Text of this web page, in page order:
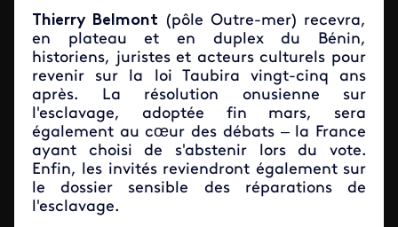
Thierry Belmont (pôle Outre-mer) recevra,
en plateau et en duplex du Bénin,
historiens, juristes et acteurs culturels pour
revenir sur la loi Taubira vingt-cinq ans
après. La résolution onusienne sur
l'esclavage, adoptée fin mars, sera
également au cœur des débats – la France
ayant choisi de s'abstenir lors du vote.
Enfin, les invités reviendront également sur
le dossier sensible des réparations de
l'esclavage.